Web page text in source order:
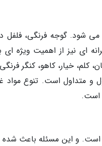
می شود. گوجه فرنگی، فلفل
ای نیز از اهمیت ویژه ای
کلم، خیار، کاهو، کنگر
و متداول است. تنوع مواد
است.
است. و این مسئله باعث